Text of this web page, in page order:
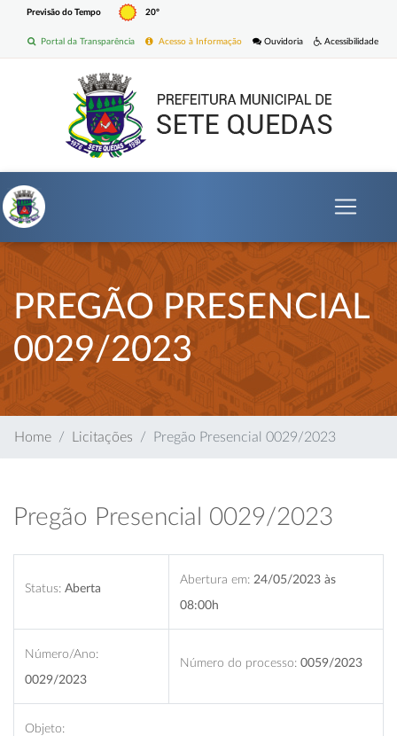
Previsão do Tempo 20º
Acessibilidade
Ouvidoria
Acesso à Informação
Portal da Transparência
PREGÃO PRESENCIAL
0029/2023
Home Licitações Pregão Presencial 0029/2023
Pregão Presencial 0029/2023
Status: Aberta
Abertura em: 24/05/2023 às
08:00h
Número/Ano:
0029/2023
Número do processo: 0059/2023
Objeto: